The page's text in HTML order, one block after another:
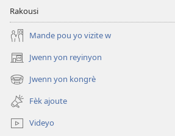
Rakousi
Mande pou yo vizite w
Jwenn yon reyinyon
(opens
new
window)
Jwenn yon kongrè
(opens
new
window)
Fèk ajoute
Videyo